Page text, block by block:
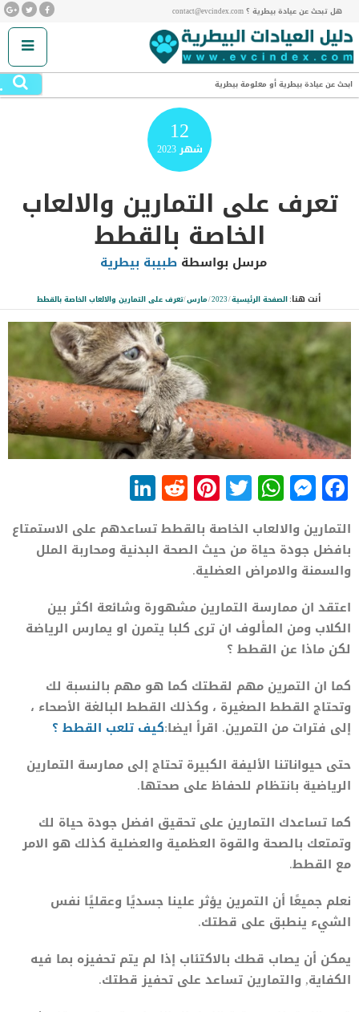
هل تبحث عن عيادة بيطرية ؟ contact@evcindex.com
ابحث عن عيادة بيطرية أو معلومة بيطرية
12
شهر2023
تعرف على التمارين والالعاب
الخاصة بالقطط
مرسل بواسطة طبيبة بيطرية
أنت هنا:الصفحة الرئيسية/
2023
/مارس/تعرف على التمارين والالعاب الخاصة بالقطط
Facebook
Messenger
WhatsApp
Twitter
Pinterest
Reddit
التمارين والالعاب الخاصة بالقطط تساعدهم على الاستمتاع
بافضل جودة حياة من حيث الصحة البدنية ومحاربة الملل
والسمنة والامراض العضلية.
اعتقد ان ممارسة التمارين مشهورة وشائعة اكثر بين
الكلاب ومن المألوف ان ترى كلبا يتمرن او يمارس الرياضة
لكن ماذا عن القطط ؟
كما ان التمرين مهم لقطتك كما هو مهم بالنسبة لك
وتحتاج القطط الصغيرة ، وكذلك القطط البالغة الأصحاء ،
إلى فترات من التمرين. اقرأ ايضا:كيف تلعب القطط ؟
حتى حيواناتنا الأليفة الكبيرة تحتاج إلى ممارسة التمارين
الرياضية بانتظام للحفاظ على صحتها.
كما تساعدك التمارين على تحقيق افضل جودة حياة لك
وتمتعك بالصحة والقوة العظمية والعضلية كذلك هو الامر
مع القطط.
نعلم جميعًا أن التمرين يؤثر علينا جسديًا وعقليًا نفس
الشيء ينطبق على قطتك.
يمكن أن يصاب قطك بالاكتئاب إذا لم يتم تحفيزه بما فيه
الكفاية, والتمارين تساعد على تحفيز قطتك.